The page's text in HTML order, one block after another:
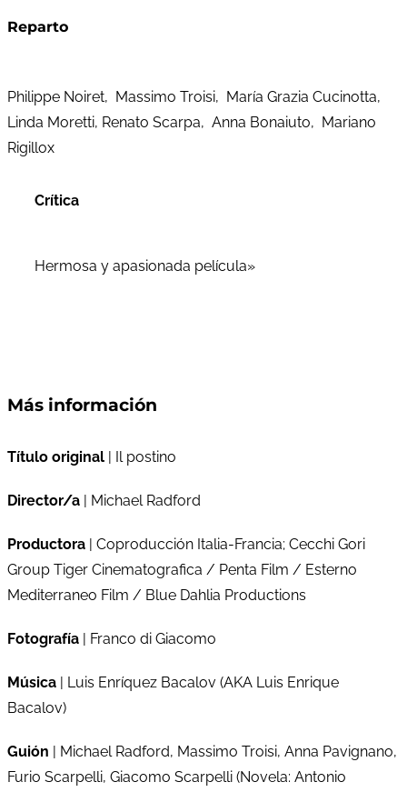
Reparto
Philippe Noiret, Massimo Troisi, María Grazia Cucinotta,
Linda Moretti, Renato Scarpa, Anna Bonaiuto, Mariano
Rigillox
Crítica
Hermosa y apasionada película»
Más información
Título original | Il postino
Director/a | Michael Radford
Productora | Coproducción Italia-Francia; Cecchi Gori
Group Tiger Cinematografica / Penta Film / Esterno
Mediterraneo Film / Blue Dahlia Productions
Fotografía | Franco di Giacomo
Música | Luis Enríquez Bacalov (AKA Luis Enrique
Bacalov)
Guión | Michael Radford, Massimo Troisi, Anna Pavignano,
Furio Scarpelli, Giacomo Scarpelli (Novela: Antonio